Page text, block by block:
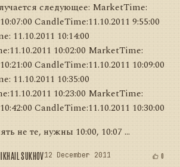
следующее: MarketTime:
CandleTime:11.10.2011 9:55:00
11.10.2011 10:14:00
10:02:00 MarketTime:
CandleTime:11.10.2011 10:09:00
11.10.2011 10:35:00
10:23:00 MarketTime:
CandleTime:11.10.2011 10:30:00
не те, нужны 10:00, 10:07 ...
SUKHOV12 December 2011 0